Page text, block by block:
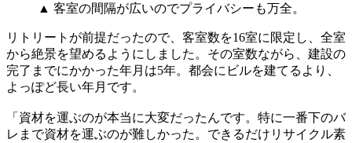
▲ 客室の間隔が広いのでプライバシーも万全。
リトリートが前提だったので、客室数を16室に限定し、全室
から絶景を望めるようにしました。その室数ながら、建設の
完了までにかかった年月は5年。都会にビルを建てるより、
よっぽど長い年月です。
「資材を運ぶのが本当に大変だったんです。特に一番下のバ
レまで資材を運ぶのが難しかった。できるだけリサイクル素